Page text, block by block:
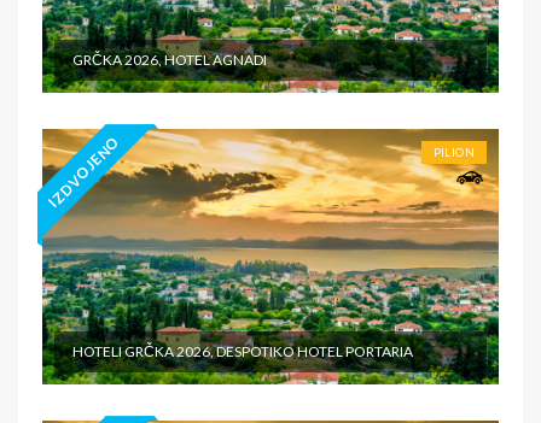
GRČKA 2026, HOTEL AGNADI
IZDVOJENO PILION
HOTELI GRČKA 2026, DESPOTIKO HOTEL PORTARIA